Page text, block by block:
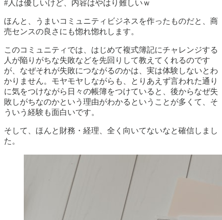
#人は優しいけど、内容はやはり難しいｗ
ほんと、うまいコミュニティビジネスを作ったものだと、商
売センスの良さにも惚れ惚れします。
このコミュニティでは、はじめて複式簿記にチャレンジする
人が陥りがちな失敗などを先回りして教えてくれるのです
が、なぜそれが失敗につながるのかは、実は体験しないとわ
かりません。モヤモヤしながらも、とりあえず言われた通り
に気をつけながら日々の帳簿をつけていると、後からなぜ失
敗しがちなのかという理由がわかるということが多くて、そ
ういう経験も面白いです。
そして、ほんと財務・経理、全く向いてないなと確信しまし
た。